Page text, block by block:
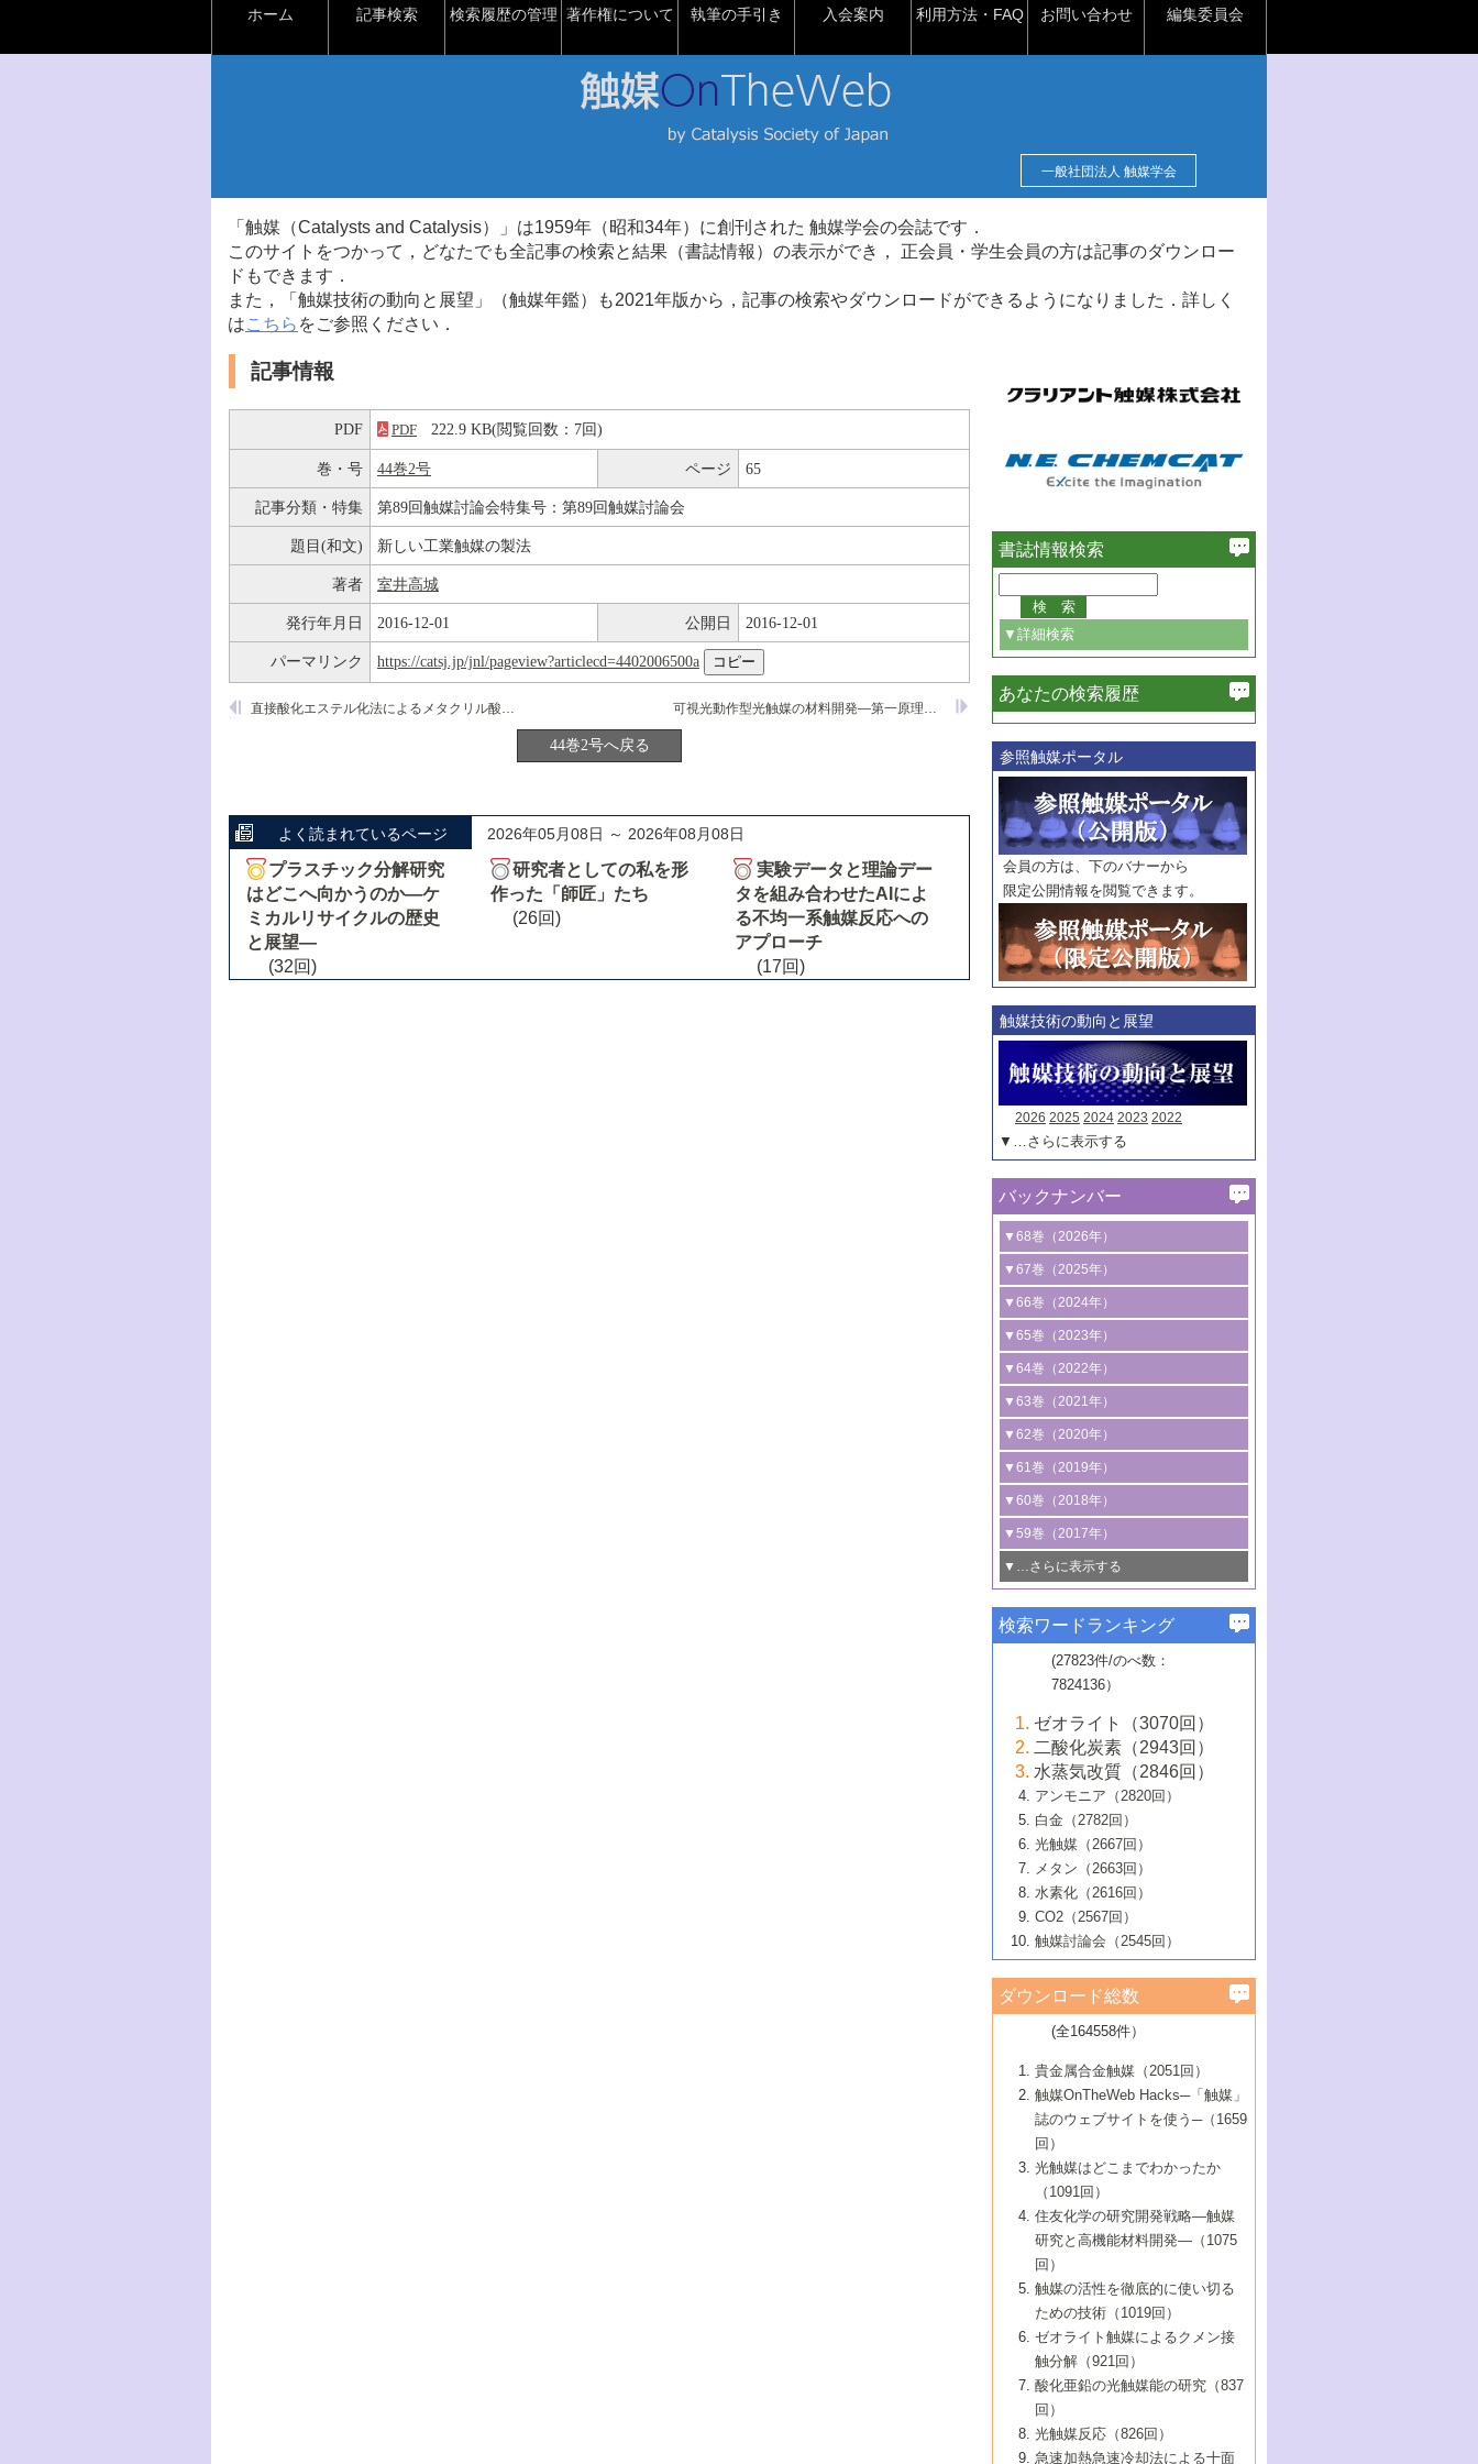
ホーム 記事検索 検索履歴の管理 著作権について 執筆の手引き 入会案内 利用方法・FAQ お問い合わせ 編集委員会
一般社団法人 触媒学会
「触媒（Catalysts and Catalysis）」は1959年（昭和34年）に創刊された 触媒学会の会誌です．
このサイトをつかって，どなたでも全記事の検索と結果（書誌情報）の表示ができ， 正会員・学生会員の方は記事のダウンロー
ドもできます．
また，「触媒技術の動向と展望」（触媒年鑑）も2021年版から，記事の検索やダウンロードができるようになりました．詳しく
はこちら をご参照ください．
記事情報
PDF PDF 222.9 KB(閲覧回数：7回)
巻・号 44巻2号 ページ 65
記事分類・特集 第89回触媒討論会特集号：第89回触媒討論会
題目(和文) 新しい工業触媒の製法
著者 室井高城
発行年月日 2016-12-01 公開日 2016-12-01
パーマリンク https://catsj.jp/jnl/pageview?articlecd=4402006500a
可視光動作型光触媒の材料開発―第一原理計算からのアプローチ
直接酸化エステル化法によるメタクリル酸メチル製造用金属間化合物触媒の開発
44巻2号へ戻る
よく読まれているページ 2026年05月08日 ～ 2026年08月08日
プラスチック分解研究
はどこへ向かうのか―ケ
ミカルリサイクルの歴史
と展望―
(32回)
研究者としての私を形
作った「師匠」たち
(26回)
実験データと理論デー
タを組み合わせたAIによ
る不均一系触媒反応への
アプローチ
(17回)
書誌情報検索
▼詳細検索
必ず含む
巻・号指定
巻
号
範囲指定
巻
号～
巻
号
触媒年鑑
年度
記事種別
マーク：
マークあり
あなたの検索履歴
参照触媒ポータル
会員の方は、下のバナーから
限定公開情報を閲覧できます。
触媒技術の動向と展望
2026 2025 2024 2023 2022
▼…さらに表示する
バックナンバー
▼68巻（2026年）
1号 過酸化水素合成に関する研究動向
2号 コンピューター技術により加速する
触媒開発
3号 有機分子変換やCO 資源化のための
光触媒に関する最近の研究
B号 第137回触媒討論会（2026年）
▼67巻（2025年）
1号 CO
水素化によるグリーン燃料/グリ
ーンケミカル製造
2号 水素製造のための水分解技術に関す
る最近の研究
3号 オレフィン系樹脂の精密合成に関す
る最新技術
4号 アルコール類の効率的変換を実現す
る非貴金属触媒の研究動向
5号 ゼオライトの合成と応用における研
究動向
6号 ヘテロ接合界面
B号 第135回触媒討論会（2025年）
▼66巻（2024年）
1号 低次元ナノ構造を有する触媒材料
2号 規制反応場を活用した固体触媒研究
の新展開
3号 未踏分子変換を目指した酸化触媒プ
ロセスの最前線
4号 シンクロトロン放射光および中性子
線を利用した触媒解析技術の最先端
5号 単原子触媒
6号 参照触媒委員会からのお知らせ
B号 第133回触媒討論会（2023年）
▼65巻（2023年）
1号 炭素が関わる触媒機能
2号 プラスチックケミカルリサイクルの
ための触媒技術
3号 非酸化物系金属化合物を基盤とした
触媒材料の開発
4号 格子酸素・格子酸素欠陥を利用した
触媒反応
5号 生体触媒によるエネルギー変換反応
6号 窒素とリンの循環のための触媒・機
能性材料
▼64巻（2022年）
1号 合成ガス製造とCOを用いるケミカル
ズ合成の最新動向
2号 化学品合成のための合金触媒開発
3号 CO の排出削減および有効活用のた
めの触媒技術
4号 若手による情報発信企画～とびたて
若き触媒の研究者たち～（1）
若き触媒の研究者たち～（2）
6号 石油のノーブル・ユースを志向した
触媒技術
大学：オンライン・対面開催）
▼63巻（2021年）
1号 金触媒の新展開
2号 ペロブスカイト
3号 特殊反応場を利用した触媒的分子変
換反応
4号 多孔質材料を用いた触媒の新展開
5号 情報学的手法を用いた触媒開発
6号 カーボンニュートラルに向けた電解
技術
B号 第127回触媒討論会（2021年・オン
ライン開催(Zoom)のみ）
▼62巻（2020年）
1号 触媒設計を拓く欠陥構造のキャラク
タリゼーション
2号 機能化学品製造に資するクリーンな
触媒的酸化反応
3号 水処理のための触媒化学
4号 光触媒を用いた水分解の最新の研究
動向
5号 次世代の触媒プロセスを支えるマイ
6号 メタン転換技術の最新動向
B号 第125回触媒討論会（2020年・工学
院大学）
▼61巻（2019年）
1号 物質移動制御に着目した触媒プロセ
ス開発
2号 CO2 フリー水素サプライチェーンに
関わる触媒開発動向
3号 精密高分子合成に関する最近の研究
動向
4号 バイオマス化成品製造のための触媒
5号 固体触媒による含窒素有機化合物変
換の最前線
6号 貴金属使用量低減に向けた自動車排
ガス浄化触媒の開発
B号 第123回触媒討論会（2019年・大阪
▼60巻（2018年）
1号 固体酸触媒の最新の研究動向
2号 二酸化炭素からの有用化学品合成
3号 ナノ粒子・クラスター触媒の最前線
4号 60周年記念企画
5号 進化するゼオライト合成技術
6号 非貴金属系触媒における電気化学的
B号 第121回触媒討論会（2018年・東京
大学）
▼59巻（2017年）
1号 いたるところに，触媒
最先端技術
3号 無機分離膜材料の開発と触媒反応プ
ロセスへの適用
5号 水素のふるまいを解き明かす最先端
研究
6号 低級アルカンの有効利用のための触
媒技術
B号 第119回触媒討論会（2017年・首都
大学東京）
▼…さらに表示する
1号 ユニークな構造の高分子を生み出す触
2号 リグニンからの化成品製造に向けた触
媒技術
3号 触媒研究の最先端～とびたて若き研究
者たち～（1）
4号 触媒研究の最先端～とびたて若き研究
者たち～（2）
5号 触媒研究の最先端～とびたて若き研究
者たち～（3）
6号 イオニクス材料と燃料電池・電解合成
の最新の研究動向
B号 第117回触媒討論会（2016年・大阪府
立大学）
▼57巻（2015年）
1号 水素キャリアにかかわる触媒技術の新
2号 石油精製用触媒の最近の進展
3号 固体酸化物形燃料電池（SOFC）におけ
るアノード触媒上での燃料直接改質技術
4号 コアシェル構造の制御による触媒機能
5号 工業触媒およびその周辺技術の最近の
進歩
6号 ナノシート
B号 第115回触媒討論会（2015年・成蹊大
▼56巻（2014年）
2号 光触媒反応機構に関する最新の研究動
向
開発動向
4号 人工光合成に向けた近年のアプローチ
5号 未利用熱エネルギーの有効活用に貢献
する触媒技術
6号 ポリオキソメタレート
B号 第113回触媒討論会（2014年・ロワジ
ールホテル豊橋）
1号 高耐久性燃料電池システム用触媒にお
ける新展開
2号 リビングラジカル重合の最近の動向
3号 天然ガスの化学工業的展開に関する触
媒技術
4号 貴金属触媒の精密構造制御とその活用
5号 バイオマス化成品製造のための固体触
6号 ナノ空間─吸着状態解析から新機能開拓
B号 第111回触媒討論会（2013年・関西大
▼54巻（2012年）
1号 規則性多孔体の利用技術における最近
の進歩
2号 第109回触媒討論会
3号 貴金属低減技術の最新動向
4号 貴金属代替技術の最新動向
5号 光触媒による物質変換反応の新展開
6号 グラフェン
7号 水素を利用する化成品合成の新潮流
▼53巻（2011年）
1号 金属学から見る合金触媒の新展開
2号 第107回触媒討論会
3号 触媒のその場観察法の進歩（１）
4号 触媒のその場観察法の進歩（２）
5号 不活性結合の触媒的活性化による有機
合成
6号 新しい固体酸触媒技術
7号 ゼオライト合成における最近の進歩
▼52巻（2010年）
1号 触媒の劣化対策と長寿命触媒開発
2号 第105回触媒討論会
3号 ナノ構造が拓く新機能
4号 活性サイトおよびその環境の精密な設
計による触媒の高機能化
5号 触媒を有効に使うための技術
7号 有機分子触媒による精密有機合成
8号 高機能化ポリオレフィンに向けた重合
触媒の最近の進展
1号 炭素材料－熱い注目を集める材料－
2号 第103回触媒討論会
3号 環境浄化用光触媒の現状と課題
4号 水素社会の実現に向けた水素製造・貯
蔵技術の進歩
5号 CO2が関わる触媒・材料
7号 持続可能社会実現のための触媒および
触媒関連技術
▼50巻（2008年）
1号 触媒化学と学会のこの10年，半世紀，
そして未来
2号 第101回触媒討論会
4号 錯体を利用したユニークな表面構造の
構築と機能
5号 若手会員による触媒研究の未来展望1：
企業編
6号 第102回触媒討論会
7号 触媒・化学反応における計算化学の進
8号 若手研究者による触媒研究の未来展望
2：大学・研究所編
▼49巻（2007年）
1号 含フッ素化合物の合成と触媒
2号 第99回触媒討論会
3号 実用的ファインケミカル合成プロセス
を実現する触媒
5号 こんな物質，あんな物質―新たな触媒
の可能性―
7号 『結晶の化学』を活かした触媒研究
8号 イオン液体の応用
▼48巻（2006年）
1号 固体酸触媒の最近の進歩
2号 第97回触媒討論会
3号 リビング重合触媒の最近の展開
5号 水素製造・貯蔵のための触媒技術の新
しい展開
6号 第98回触媒討論会
7号 基礎化学品製造の触媒技術
8号 多機能型リアクター
1号 最近の触媒担体とその効果
2号 第95回触媒討論会
4号 水分解用光触媒材料
5号 時間分解分光の進歩と応用
6号 第96回触媒討論会
8号 超臨界流体を用いた化学プロセスの新
▼46巻（2004年）
1号 部分酸化反応触媒の最前線
2号 第93回触媒討論会
3号 特殊エネルギー場の触媒反応
4号 生体内における金属の触媒作用
5号 ファインケミカルズの展開に寄与する
6号 第94回触媒討論会
7号 サブナノレベルでみた新しい表面現象
8号 オレフィン重合触媒の新たな展
▼45巻（2003年）
1号 なぜこの触媒が良いのか？
2号 第91回触媒討論会
3号 最近の自動車排ガス処理技術
4号 触媒研究の現状と将来─第90回触媒討論
5号 基礎化学品製造の触媒技術
6号 第92回触媒討論会
7号 基礎化学品製造の触媒技術
8号 資源の循環と触媒技術
▼44巻（2002年）
1号 高次制御された触媒の化学
2号 第89回触媒討論会
3号 触媒を利用した電気化学の新展開
4号 ナノ材料の調製と機能化
5号 こんな触媒が欲しい
6号 第90回触媒討論会
7号 触媒研究と学術雑誌/情報
8号 若い世代からみた触媒化学の現状と未
▼43巻（2001年）
1号 グリーンケミストリーと触媒
2号 第87回触媒討論会特集号
3号 生体触媒とバイオプロセス
4号 水素製造・利用の触媒化学
5号 触媒研究における新しい切り口：コン
ビナトリアルケミストリー
6号 第88回触媒討論会特集号
7号 企業における触媒研究のブレークスル
8号 この材料を触媒として使ってみません
▼42巻（2000年）
1号 触媒反応工学の明日を拓く
2号 第85回触媒討論会
3号 反応ダイナミクス
5号 触媒のおもしろさをどのように伝える
6号 第86回触媒討論会
7号 水素化精製触媒の新しい展開
8号 新しい反応性と機能性を目指した金属
クラスタ-化学
▼41巻（1999年）
1号 孔、穴、あな?-特異な空間とその利用-
2号 第83回触媒討論会
3号 均一系触媒反応最前線
4号 実用炭素材料の新展開
5号 研究の方法論を考える
7号 機能性金属材料と触媒
8号 触媒研究へのNMRの応用と展望
▼40巻（1998年）
進展と21世紀への提言/創立40周年記念・触
媒学会この10年の歩みとこれから/創立40周
2号 第81回触媒討論会
3号 計算機触媒化学へのさそい
4号 触媒劣化の制御と予測
5号 最新の実用プロセスと触媒
6号 第82回触媒討論会
1号 均一系と不均一系触媒反応-その特徴と
接点
2号 第79回触媒討論会
3号 最新NO除去触媒の実用化研究
4号 新しい反応場を目指した触媒調製
5号 反応・分離技術の新しい展開
6号 第80回触媒討論会
▼38巻（1996年）
1号 触媒の構造と触媒作用/C1化学を中心と
する21世紀への触媒
3号 オリンピックメダル:金・銀・銅はどん
な触媒作用を示すか
4号 触媒作用における機能の複合化
▼37巻（1995年）
1号 ファインケミカルズと固体触媒
2号 第75回触媒討論会
3号 希土類を利用した触媒
4号 触媒とリサイクル
5号 エネルギー変換触媒
▼36巻（1994年）
1号 電気化学と触媒
2号 第73回触媒討論会
3号 C4化学の展開
4号 《通常号》
▼35巻（1993年）
1号 工業触媒開発マニュアル―探索から工
業化まで
2号 第71回触媒討論会
▼34巻（1992年）
1号 インパクトを与えたこの研究
2号 第69回触媒討論会
▼33巻（1991年）
1号 触媒プロセス開発マニュアル―探索か
▼32巻（1990年）
検索ワードランキング
(27823件/のべ数：
7824136）
ゼオライト（3070回）
二酸化炭素（2943回）
水蒸気改質（2846回）
アンモニア（2820回）
白金（2782回）
光触媒（2667回）
メタン（2663回）
水素化（2616回）
CO2（2567回）
触媒討論会（2545回）
ダウンロード総数
(全164558件）
貴金属合金触媒（2051回）
触媒OnTheWeb Hacks─「触媒」
誌のウェブサイトを使う─（1659
回）
光触媒はどこまでわかったか
（1091回）
住友化学の研究開発戦略―触媒
研究と高機能材料開発―（1075
回）
触媒の活性を徹底的に使い切る
ための技術（1019回）
ゼオライト触媒によるクメン接
触分解（921回）
酸化亜鉛の光触媒能の研究（837
回）
光触媒反応（826回）
急速加熱急速冷却法による十面